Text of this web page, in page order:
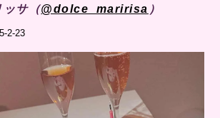
ッサ（@dolce_maririsa ）
2-23